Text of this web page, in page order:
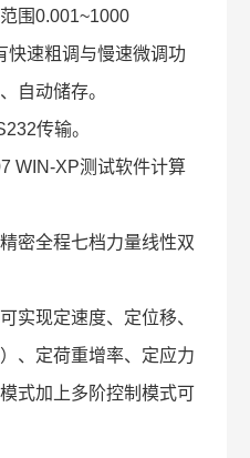
围0.001~1000
快速粗调与慢速微调功
自动储存。
传输。
XP测试软件计算
全程七档力量线性双
现定速度、定位移、
、定荷重增率、定应力
式加上多阶控制模式可